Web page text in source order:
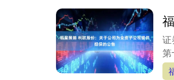
证
第